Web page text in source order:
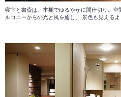
寝室と書斎は、本棚でゆるやかに間仕切り。空
ルコニーからの光と風を通し、 景色も見えるよ